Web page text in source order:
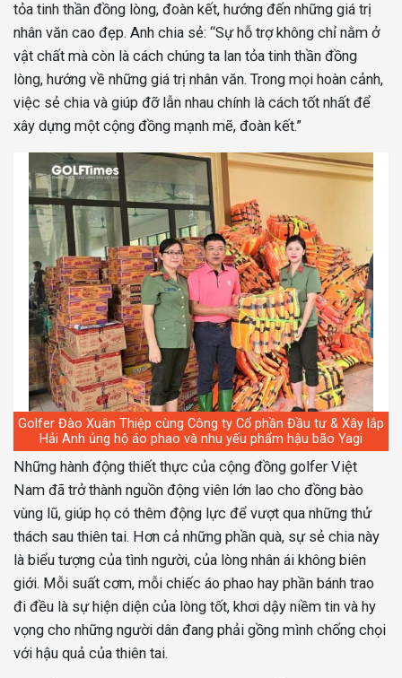
tỏa tinh thần đồng lòng, đoàn kết, hướng đến những giá trị
nhân văn cao đẹp. Anh chia sẻ: “Sự hỗ trợ không chỉ nằm ở
vật chất mà còn là cách chúng ta lan tỏa tinh thần đồng
lòng, hướng về những giá trị nhân văn. Trong mọi hoàn cảnh,
việc sẻ chia và giúp đỡ lẫn nhau chính là cách tốt nhất để
xây dựng một cộng đồng mạnh mẽ, đoàn kết.”
Golfer Đào Xuân Thiệp cùng Công ty Cổ phần Đầu tư & Xây lắp
Hải Anh ủng hộ áo phao và nhu yếu phẩm hậu bão Yagi
Những hành động thiết thực của cộng đồng golfer Việt
Nam đã trở thành nguồn động viên lớn lao cho đồng bào
vùng lũ, giúp họ có thêm động lực để vượt qua những thử
thách sau thiên tai. Hơn cả những phần quà, sự sẻ chia này
là biểu tượng của tình người, của lòng nhân ái không biên
giới. Mỗi suất cơm, mỗi chiếc áo phao hay phần bánh trao
đi đều là sự hiện diện của lòng tốt, khơi dậy niềm tin và hy
vọng cho những người dân đang phải gồng mình chống chọi
với hậu quả của thiên tai.